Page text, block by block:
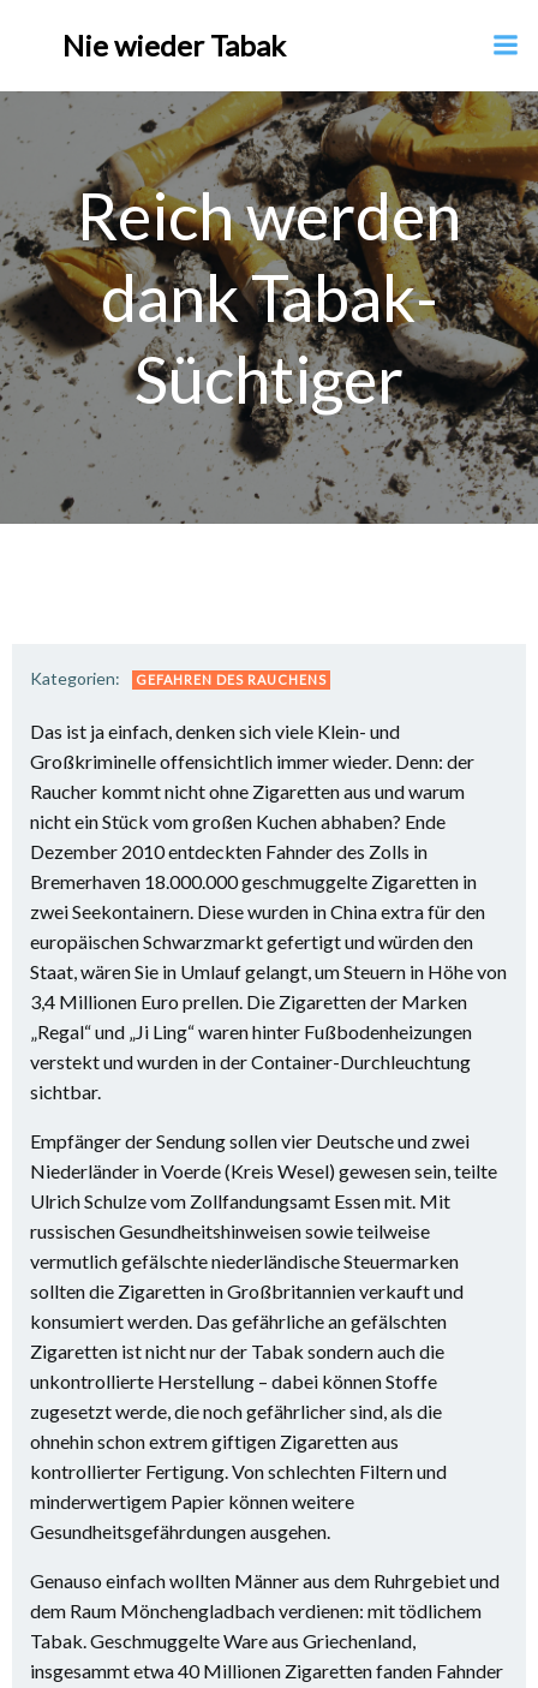
Nie wieder Tabak
Reich werden
dank Tabak-
Süchtiger
Kategorien: GEFAHREN DES RAUCHENS
Das ist ja einfach, denken sich viele Klein- und
Großkriminelle offensichtlich immer wieder. Denn: der
Raucher kommt nicht ohne Zigaretten aus und warum
nicht ein Stück vom großen Kuchen abhaben? Ende
Dezember 2010 entdeckten Fahnder des Zolls in
Bremerhaven 18.000.000 geschmuggelte Zigaretten in
zwei Seekontainern. Diese wurden in China extra für den
europäischen Schwarzmarkt gefertigt und würden den
Staat, wären Sie in Umlauf gelangt, um Steuern in Höhe von
3,4 Millionen Euro prellen. Die Zigaretten der Marken
„Regal“ und „Ji Ling“ waren hinter Fußbodenheizungen
verstekt und wurden in der Container-Durchleuchtung
sichtbar.
Empfänger der Sendung sollen vier Deutsche und zwei
Niederländer in Voerde (Kreis Wesel) gewesen sein, teilte
Ulrich Schulze vom Zollfandungsamt Essen mit. Mit
russischen Gesundheitshinweisen sowie teilweise
vermutlich gefälschte niederländische Steuermarken
sollten die Zigaretten in Großbritannien verkauft und
konsumiert werden. Das gefährliche an gefälschten
Zigaretten ist nicht nur der Tabak sondern auch die
unkontrollierte Herstellung – dabei können Stoffe
zugesetzt werde, die noch gefährlicher sind, als die
ohnehin schon extrem giftigen Zigaretten aus
kontrollierter Fertigung. Von schlechten Filtern und
minderwertigem Papier können weitere
Gesundheitsgefährdungen ausgehen.
Genauso einfach wollten Männer aus dem Ruhrgebiet und
dem Raum Mönchengladbach verdienen: mit tödlichem
Tabak. Geschmuggelte Ware aus Griechenland,
insgesammt etwa 40 Millionen Zigaretten fanden Fahnder